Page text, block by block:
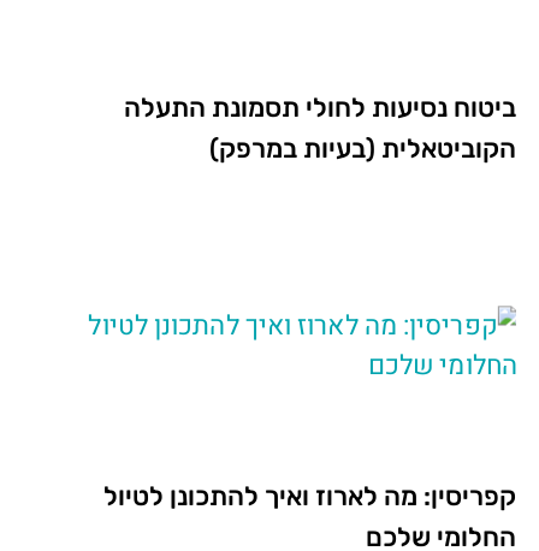
ביטוח נסיעות לחולי תסמונת התעלה
הקוביטאלית (בעיות במרפק)
קפריסין: מה לארוז ואיך להתכונן לטיול
החלומי שלכם